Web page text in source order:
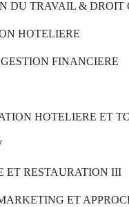
DU TRAVAIL & DROIT
HOTELIERE
FINANCIERE
HOTELIERE ET
ET RESTAURATION III
ET